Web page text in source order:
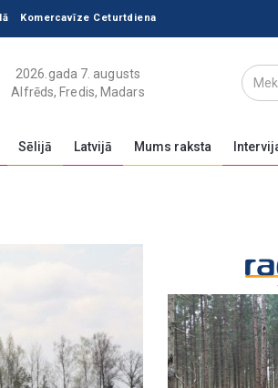
Komercavīze Ceturtdiena
2026.gada 7. augusts
Alfrēds, Fredis, Madars
Sēlijā Latvijā Mums raksta